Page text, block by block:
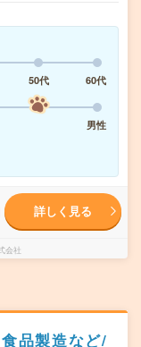
50代
60代
男性
詳しく見る
会社
品製造など/